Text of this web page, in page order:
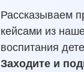
Рассказываем
кейсами из
воспитания
Заходите и